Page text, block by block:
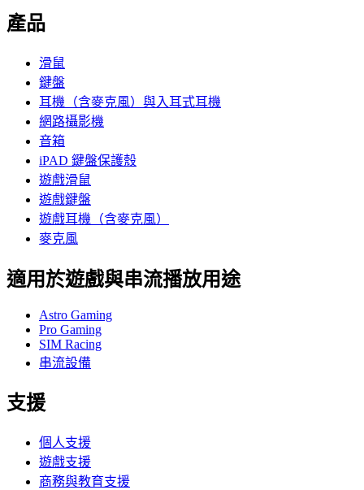
產品
滑鼠
鍵盤
耳機（含麥克風）與入耳式耳機
網路攝影機
音箱
iPAD 鍵盤保護殼
遊戲滑鼠
遊戲鍵盤
遊戲耳機（含麥克風）
麥克風
適用於遊戲與串流播放用途
Astro Gaming
Pro Gaming
SIM Racing
串流設備
支援
個人支援
遊戲支援
商務與教育支援